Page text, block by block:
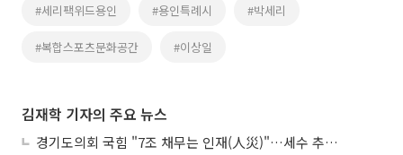
#세리팩위드용인 #용인특례시 #박세리
#복합스포츠문화공간 #이상일
김재학 기자의 주요 뉴스
경기도의회 국힘 "7조 채무는 인재(人災)"…세수 추계 조작 의혹 제기